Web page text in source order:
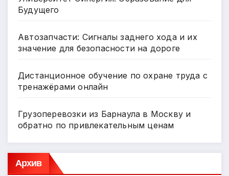
Будущего
Автозапчасти: Сигналы заднего хода и их
значение для безопасности на дороге
Дистанционное обучение по охране труда с
тренажёрами онлайн
Грузоперевозки из Барнаула в Москву и
обратно по привлекательным ценам
Архив